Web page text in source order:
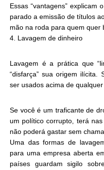
Essas “vantagens”
parado a emissão de títulos
mão na roda para quem quer
4. Lavagem de dinheiro
Lavagem é a prática que
“disfarça” sua origem ilícita.
ser usados acima de qualquer
Se você é um traficante de
um político corrupto, terá
não poderá gastar sem
Uma das formas de
para uma empresa aberta
países guardam sigilo